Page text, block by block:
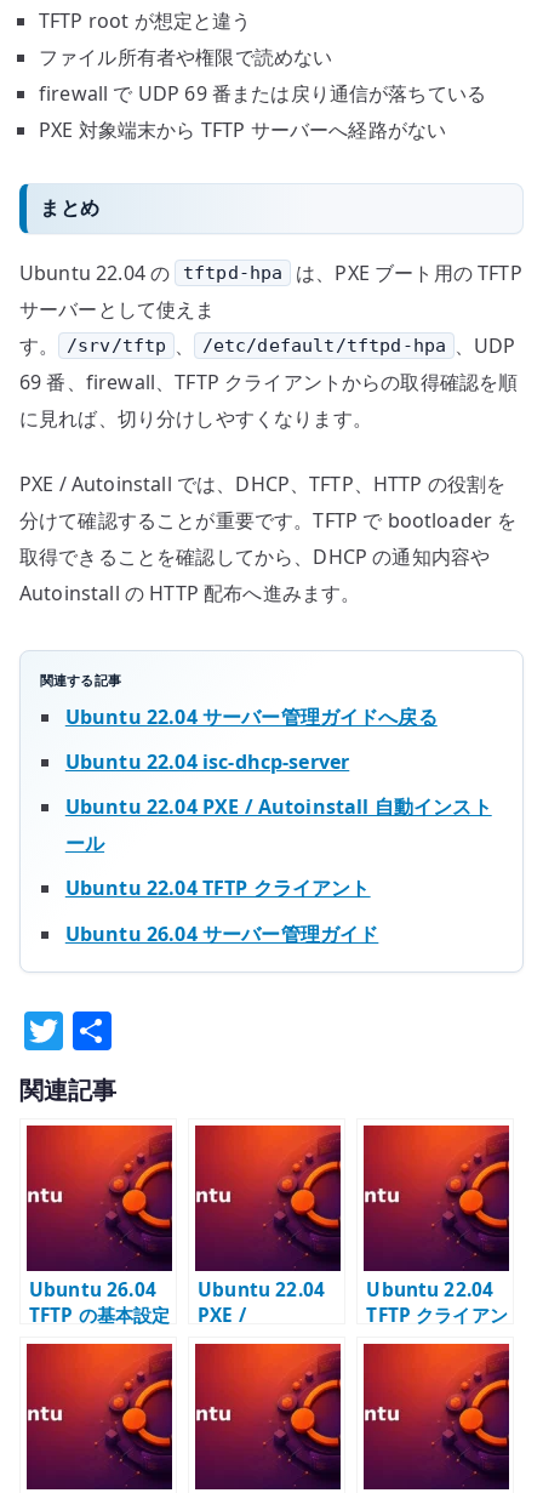
TFTP root が想定と違う
ファイル所有者や権限で読めない
firewall で UDP 69 番または戻り通信が落ちている
PXE 対象端末から TFTP サーバーへ経路がない
まとめ
Ubuntu 22.04 の tftpd-hpa
は、PXE ブート用の TFTP
サーバーとして使えま
す。
/srv/tftp 、 /etc/default/tftpd-hpa 、UDP
69 番、firewall、TFTP クライアントからの取得確認を順
に見れば、切り分けしやすくなります。
PXE / Autoinstall では、DHCP、TFTP、HTTP の役割を
分けて確認することが重要です。TFTP で bootloader を
取得できることを確認してから、DHCP の通知内容や
Autoinstall の HTTP 配布へ進みます。
関連する記事
Ubuntu 22.04 サーバー管理ガイドへ戻る
Ubuntu 22.04 isc-dhcp-server
Ubuntu 22.04 PXE / Autoinstall 自動インスト
ール
Ubuntu 22.04 TFTP クライアント
Ubuntu 26.04 サーバー管理ガイド
T
w
it
r
有
関連記事
Ubuntu 26.04
TFTP の基本設定
– tftpd-hpa と
PXE boot 用フ
ァイル配布を管
理する
Ubuntu 22.04
PXE /
Autoinstall 自
動インストール –
DHCP / TFTP /
HTTP を連携さ
せる
Ubuntu 22.04
TFTP クライアン
ト – PXE やネッ
トワーク機器検
証で使う